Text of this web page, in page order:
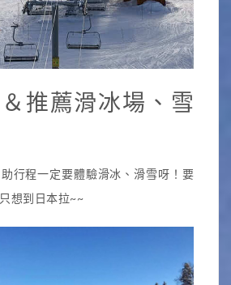
推薦滑冰場、雪
行程一定要體驗滑冰、滑雪呀！要
想到日本拉~~